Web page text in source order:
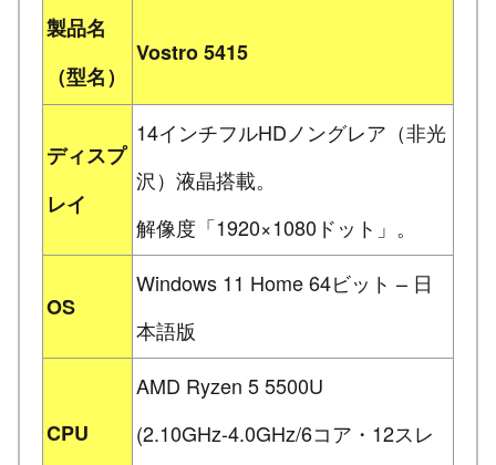
製品名
（型名）
Vostro 5415
ディスプ
レイ
14インチフルHDノングレア（非光
沢）液晶搭載。
解像度「1920×1080ドット」。
OS
Windows 11 Home 64ビット – 日
本語版
CPU
AMD Ryzen 5 5500U
(2.10GHz-4.0GHz/6コア・12スレ